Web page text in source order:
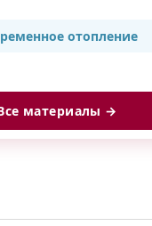
отопление
материалы →